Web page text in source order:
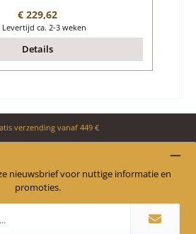
Normale prijs:
€ 229,62
Levertijd ca. 2-3 weken
Details
verzending vanaf 449 €
nieuwsbrief voor nuttige informatie en
promoties.